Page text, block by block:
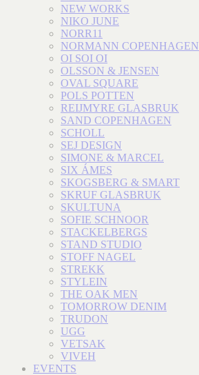
NEW WORKS
NIKO JUNE
NORR11
NORMANN COPENHAGEN
OI SOI OI
OLSSON & JENSEN
OVAL SQUARE
POLS POTTEN
REIJMYRE GLASBRUK
SAND COPENHAGEN
SCHOLL
SEJ DESIGN
SIMONE & MARCEL
SIX ÁMES
SKOGSBERG & SMART
SKRUF GLASBRUK
SKULTUNA
SOFIE SCHNOOR
STACKELBERGS
STAND STUDIO
STOFF NAGEL
STREKK
STYLEIN
THE OAK MEN
TOMORROW DENIM
TRUDON
UGG
VETSAK
VIVEH
EVENTS